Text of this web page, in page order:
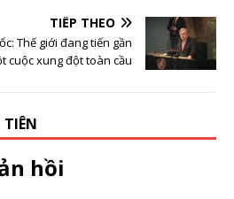
TIẾP THEO
Thế giới đang tiến gần
cuộc xung đột toàn cầu
hồi